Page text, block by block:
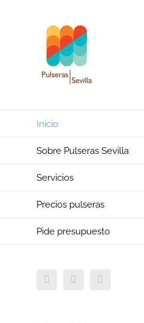
Inicio
Sobre Pulseras Sevilla
Servicios
Precios pulseras
Pide presupuesto
FacebookInstagram
X